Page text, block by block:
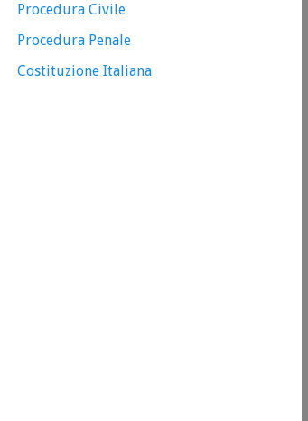
Procedura Civile
Procedura Penale
Costituzione Italiana